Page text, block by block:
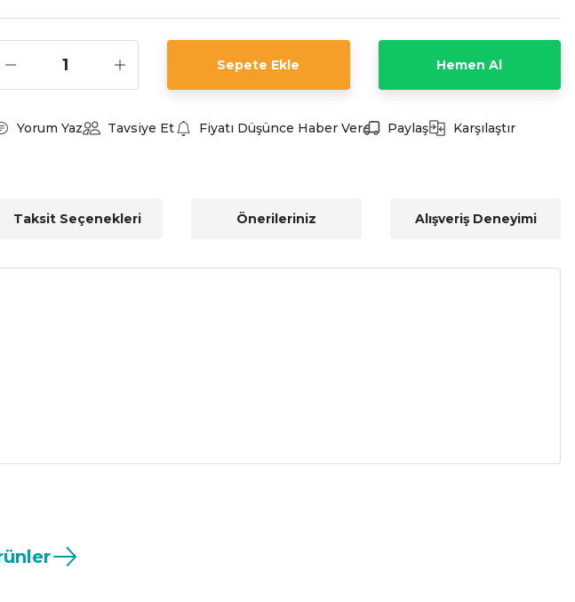
Sepete Ekle Hemen Al
Yorum Yaz Tavsiye Et Fiyatı Düşünce Haber Ver Paylaş Karşılaştır
Taksit Seçenekleri Önerileriniz Alışveriş Deneyimi